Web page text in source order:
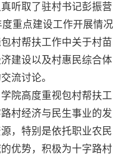
听取了驻村书记彭振营
重点建设工作开展情况
村帮扶工作中关于村苗
建设以及村惠民综合体
流讨论。
院高度重视包村帮扶工
村经济与民生事业的发
，特别是依托职业农民
优势，积极为十字路村